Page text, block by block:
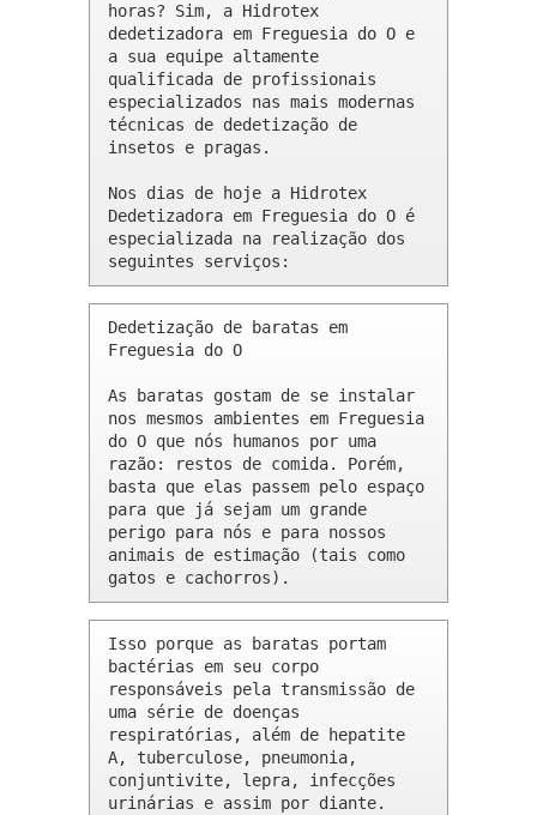
horas? Sim, a Hidrotex
dedetizadora em Freguesia do O e
a sua equipe altamente
qualificada de profissionais
especializados nas mais modernas
técnicas de dedetização de
insetos e pragas.
Nos dias de hoje a Hidrotex
Dedetizadora em Freguesia do O é
especializada na realização dos
seguintes serviços:
Dedetização de baratas em
Freguesia do O
As baratas gostam de se instalar
nos mesmos ambientes em Freguesia
do O que nós humanos por uma
razão: restos de comida. Porém,
basta que elas passem pelo espaço
para que já sejam um grande
perigo para nós e para nossos
animais de estimação (tais como
gatos e cachorros).
Isso porque as baratas portam
bactérias em seu corpo
responsáveis pela transmissão de
uma série de doenças
respiratórias, além de hepatite
A, tuberculose, pneumonia,
conjuntivite, lepra, infecções
urinárias e assim por diante.